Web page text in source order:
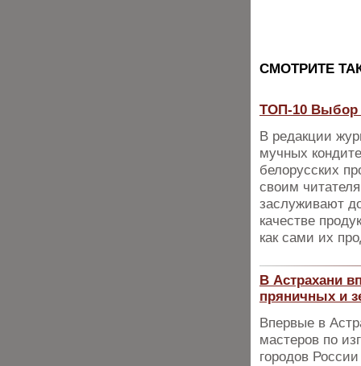
CМОТРИТЕ
ТОП-10 Выбор
В редакции
мучных
белорусских
своим
заслуживают
качестве
как сами их
В Астрахани
пряничных и
Впервые в
мастеров по
городов России